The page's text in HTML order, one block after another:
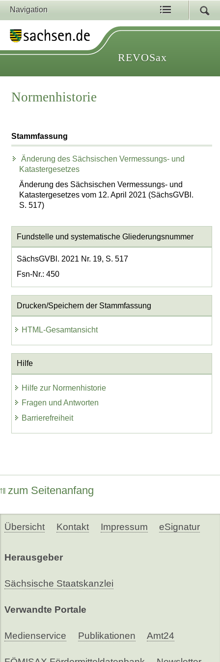
Navigation
REVOSax
Normenhistorie
Stammfassung
Änderung des Sächsischen Vermessungs- und
Katastergesetzes
Änderung des Sächsischen Vermessungs- und
Katastergesetzes vom 12. April 2021 (SächsGVBl.
S. 517)
Fundstelle und systematische Gliederungsnummer
SächsGVBl. 2021 Nr. 19, S. 517
Fsn-Nr.: 450
Drucken/Speichern der Stammfassung
HTML-Gesamtansicht
Hilfe
Hilfe zur Normenhistorie
Fragen und Antworten
Barrierefreiheit
zum Seitenanfang
Übersicht Kontakt Impressum eSignatur
Herausgeber
Sächsische Staatskanzlei
Verwandte Portale
Medienservice Publikationen Amt24